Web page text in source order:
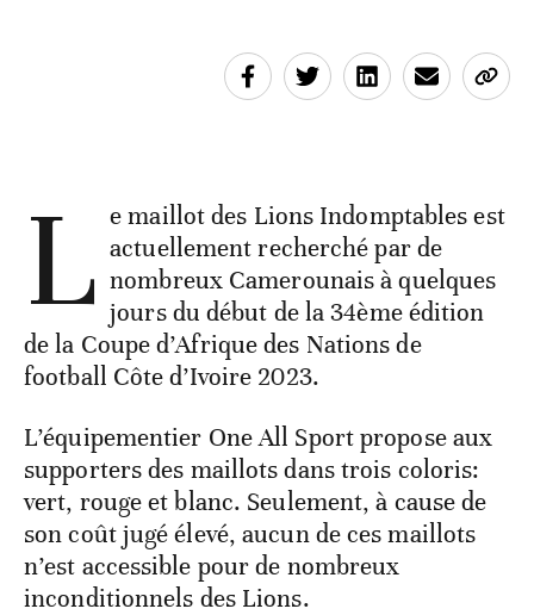
L e maillot des Lions Indomptables est
actuellement recherché par de
nombreux Camerounais à quelques
jours du début de la 34ème édition
de la Coupe d’Afrique des Nations de
football Côte d’Ivoire 2023.
L’équipementier One All Sport propose aux
supporters des maillots dans trois coloris:
vert, rouge et blanc. Seulement, à cause de
son coût jugé élevé, aucun de ces maillots
n’est accessible pour de nombreux
inconditionnels des Lions.